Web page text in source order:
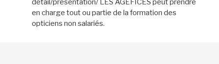
detail/presentation/ LES AGEFICES peut prendre
en charge tout ou partie de la formation des
opticiens non salariés.